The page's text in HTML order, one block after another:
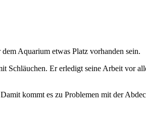
Aquarium etwas Platz vorhanden sein.
Er erledigt seine Arbeit vor
kommt es zu Problemen mit der